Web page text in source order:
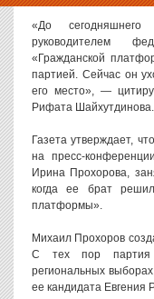
«До
руководителем
«Гражданской
партией. Сейчас он
его место», —
Рифата Шайхутдинова.
Газета утверждает,
на пресс-
Ирина Прохорова,
когда ее брат
платформы».
Михаил Прохоров
С тех пор партия
региональных
ее кандидата Евгения